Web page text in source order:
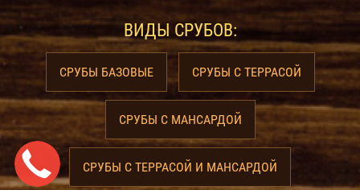
ВИДЫ СРУБОВ:
СРУБЫ БАЗОВЫЕ СРУБЫ С ТЕРРАСОЙ
СРУБЫ С МАНСАРДОЙ
СРУБЫ С ТЕРРАСОЙ И МАНСАРДОЙ